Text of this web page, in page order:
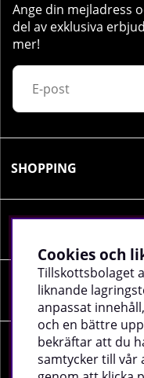
Ange din mejladress
del av exklusiva
mer!
SHOPPING
SOCIALA MEDIER
FÖRETAGSUPPGIFTER
Cookies och
Tillskottsbolaget
liknande
anpassat
och en bättre
bekräftar att du
samtycker till vår